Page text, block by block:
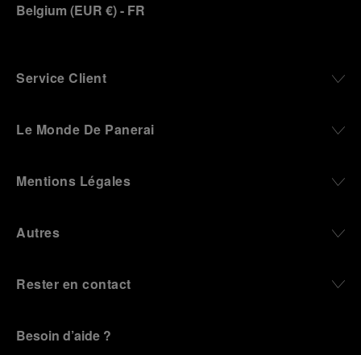
Belgium (EUR €)- FR
Service Client
Le Monde De Panerai
Mentions Légales
Autres
Rester en contact
Besoin d’aide ?